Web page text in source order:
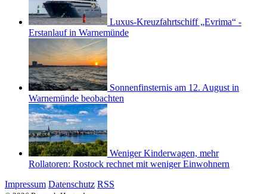
Luxus-Kreuzfahrtschiff „Evrima“ -
Erstanlauf in Warnemünde
Sonnenfinsternis am 12. August in
Warnemünde beobachten
Weniger Kinderwagen, mehr
Rollatoren: Rostock rechnet mit weniger Einwohnern
Impressum Datenschutz RSS